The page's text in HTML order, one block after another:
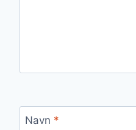
Navn *